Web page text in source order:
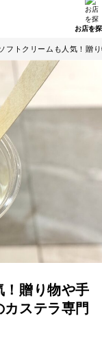
フトクリームも人気！贈
！贈り物や手
ステラ専門